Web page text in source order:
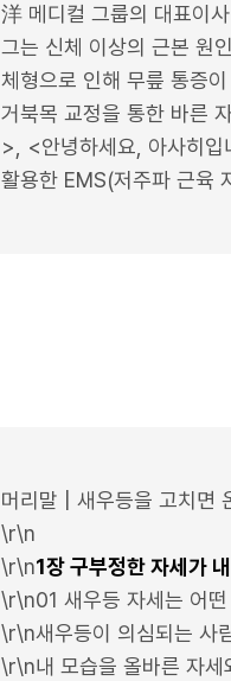
洋 메디컬 그룹의 대표이
그는 신체 이상의 근본 원
체형으로 인해 무릎 통증
거북목 교정을 통한 바른
>, <안녕하세요, 아사히
활용한 EMS(저주파 근육
머리말 | 새우등을 고치면
\r\n
\r\n1장 구부정한 자세가
\r\n01 새우등 자세는 어
\r\n새우등이 의심되는 사
\r\n내 모습을 올바른 자세